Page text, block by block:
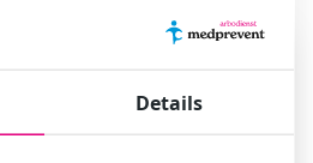
Achternaam
Details